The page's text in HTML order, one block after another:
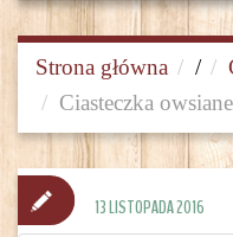
Strona główna /
Ciasteczka owsiane
13 LISTOPADA 2016